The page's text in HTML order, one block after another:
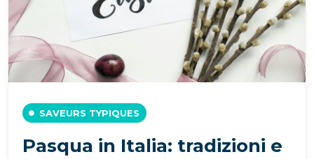
SAVEURS TYPIQUES
Pasqua in Italia: tradizioni e